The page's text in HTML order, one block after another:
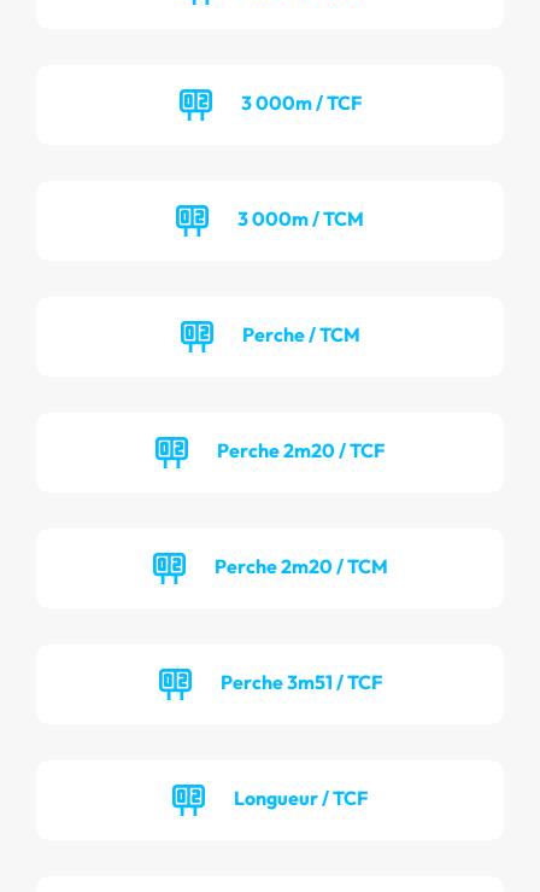
3 000m / TCF
3 000m / TCM
Perche / TCM
Perche 2m20 / TCF
Perche 2m20 / TCM
Perche 3m51 / TCF
Longueur / TCF